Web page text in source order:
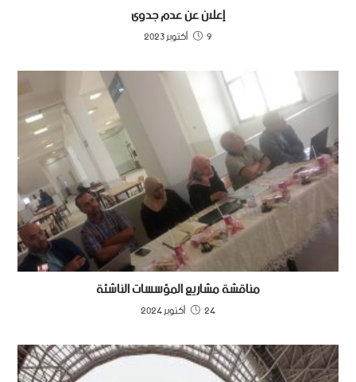
إعلان عن عدم جدوى
9 أكتوبر 2023
مناقشة مشاريع المؤسسات الناشئة
24 أكتوبر 2024